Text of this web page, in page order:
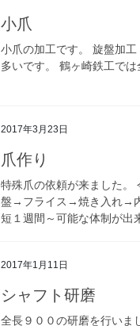
小爪
小爪の加工です。 旋盤加
多いです。 鶴ヶ崎鉄工では
2017年3月23日
爪作り
特殊爪の依頼が来ました。
盤→フライス→焼き入れ→
短１週間～可能な体制が出
2017年1月11日
シャフト研磨
全長９００の研磨を行いま